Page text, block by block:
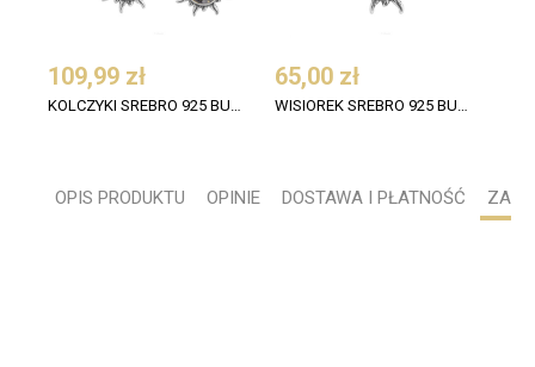
109,99 zł 65,00 zł
OPIS PRODUKTU OPINIE DOSTAWA I PŁATNOŚĆ